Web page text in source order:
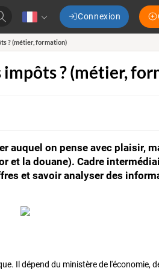
Connexion
? (métier, formation)
? (métier,
auquel on pense avec plaisir,
et la douane). Cadre
et savoir analyser des
Il dépend du ministère de l'économie,